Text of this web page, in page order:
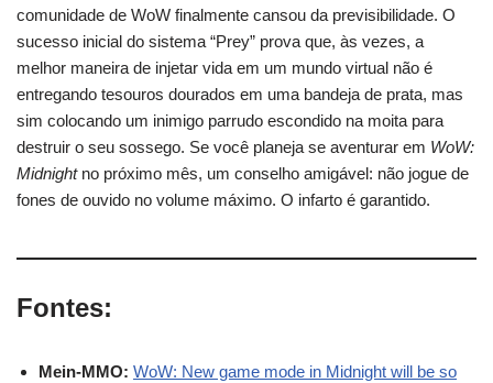
comunidade de WoW finalmente cansou da previsibilidade. O
sucesso inicial do sistema “Prey” prova que, às vezes, a
melhor maneira de injetar vida em um mundo virtual não é
entregando tesouros dourados em uma bandeja de prata, mas
sim colocando um inimigo parrudo escondido na moita para
destruir o seu sossego. Se você planeja se aventurar em WoW:
Midnightno próximo mês, um conselho amigável: não jogue de
fones de ouvido no volume máximo. O infarto é garantido.
Fontes:
Mein-MMO: WoW: New game mode in Midnight will be so